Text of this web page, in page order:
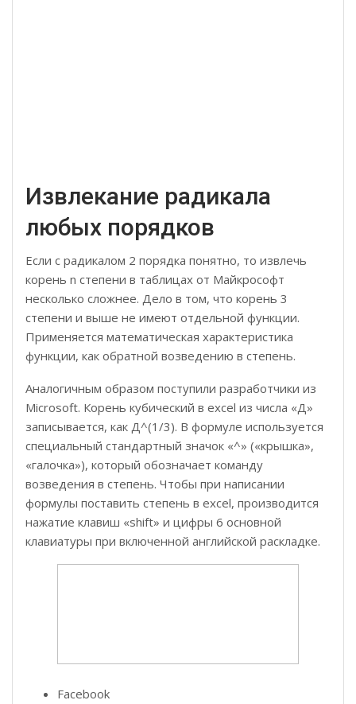
Извлекание радикала
любых порядков
Если с радикалом 2 порядка понятно, то извлечь
корень n степени в таблицах от Майкрософт
несколько сложнее. Дело в том, что корень 3
степени и выше не имеют отдельной функции.
Применяется математическая характеристика
функции, как обратной возведению в степень.
Аналогичным образом поступили разработчики из
Microsoft. Корень кубический в excel из числа «Д»
записывается, как Д^(1/3). В формуле используется
специальный стандартный значок «^» («крышка»,
«галочка»), который обозначает команду
возведения в степень. Чтобы при написании
формулы поставить степень в excel, производится
нажатие клавиш «shift» и цифры 6 основной
клавиатуры при включенной английской раскладке.
Facebook